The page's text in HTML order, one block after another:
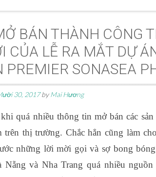
BÁN THÀNH CÔNG
CỦA LỄ RA MẮT DỰ
PREMIER SONASEA
30, 2017byMai Hương
quá nhiều thông tin mở bán các
trên thị trường. Chắc hẳn cũng làm
những lời mời gọi và sợ bong
và Nha Trang quá nhiều